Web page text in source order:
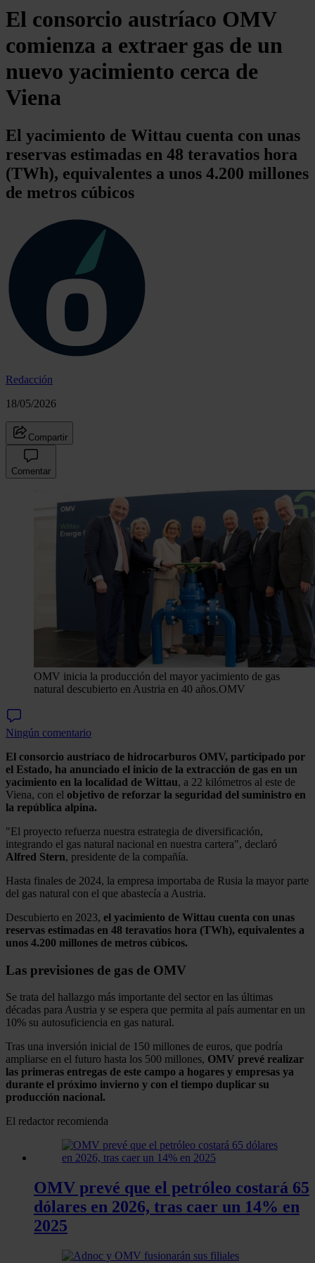
El consorcio austríaco OMV
comienza a extraer gas de un
nuevo yacimiento cerca de
Viena
El yacimiento de Wittau cuenta con unas
reservas estimadas en 48 teravatios hora
(TWh), equivalentes a unos 4.200 millones
de metros cúbicos
Redacción
18/05/2026
Compartir
Comentar
OMV inicia la producción del mayor yacimiento de gas
natural descubierto en Austria en 40 años.OMV
Ningún comentario
El consorcio austríaco de hidrocarburos OMV, participado por
el Estado, ha anunciado el inicio de la extracción de gas en un
yacimiento en la localidad de Wittau, a 22 kilómetros al este de
Viena, con el objetivo de reforzar la seguridad del suministro en
la república alpina.
"El proyecto refuerza nuestra estrategia de diversificación,
integrando el gas natural nacional en nuestra cartera", declaró
Alfred Stern, presidente de la compañía.
Hasta finales de 2024, la empresa importaba de Rusia la mayor parte
del gas natural con el que abastecía a Austria.
Descubierto en 2023, el yacimiento de Wittau cuenta con unas
reservas estimadas en 48 teravatios hora (TWh), equivalentes a
unos 4.200 millones de metros cúbicos.
Las previsiones de gas de OMV
Se trata del hallazgo más importante del sector en las últimas
décadas para Austria y se espera que permita al país aumentar en un
10% su autosuficiencia en gas natural.
Tras una inversión inicial de 150 millones de euros, que podría
ampliarse en el futuro hasta los 500 millones, OMV prevé realizar
las primeras entregas de este campo a hogares y empresas ya
durante el próximo invierno y con el tiempo duplicar su
producción nacional.
El redactor recomienda
OMV prevé que el petróleo costará 65
dólares en 2026, tras caer un 14% en
2025